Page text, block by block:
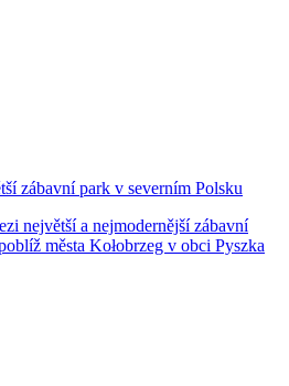
zábavní park v severním Polsku
největší a nejmodernější zábavní
města Kołobrzeg v obci Pyszka